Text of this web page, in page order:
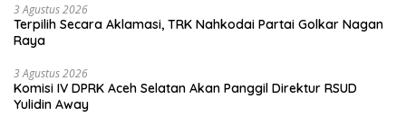
3 Agustus 2026
Terpilih Secara Aklamasi, TRK Nahkodai Partai Golkar Nagan
Raya
3 Agustus 2026
Komisi IV DPRK Aceh Selatan Akan Panggil Direktur RSUD
Yulidin Away